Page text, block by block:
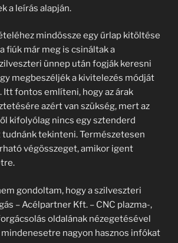
a leírás alapján.
mindössze egy űrlap kitöltése
fiúk már meg is csináltak a
ünnep után fogják keresni
megbeszéljék a kivitelezés módját
Itt fontos említeni, hogy az árak
azért van szükség, mert az
kifolyólag nincs egy sztenderd
tekinteni. Természetesen
végösszeget, amikor igent
gondoltam, hogy a szilveszteri
– Acélpartner Kft. – CNC plazma-,
oldalának nézegetésével
nagyon hasznos infókat